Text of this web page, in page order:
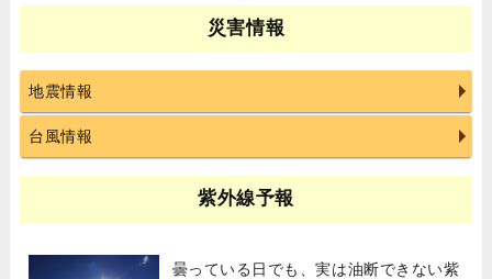
災害情報
地震情報
台風情報
紫外線予報
曇っている日でも、実は油断できない紫